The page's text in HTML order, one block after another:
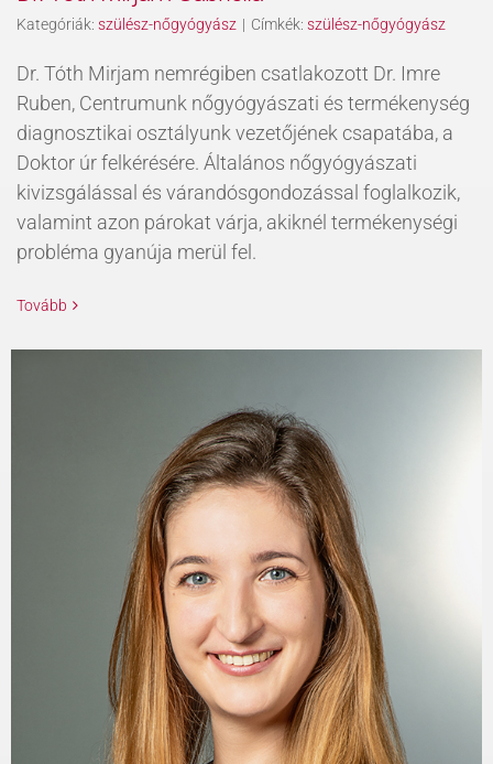
Kategóriák: szülész-nőgyógyász | Címkék: szülész-nőgyógyász
Dr. Tóth Mirjam nemrégiben csatlakozott Dr. Imre
Ruben, Centrumunk nőgyógyászati és termékenység
diagnosztikai osztályunk vezetőjének csapatába, a
Doktor úr felkérésére. Általános nőgyógyászati
kivizsgálással és várandósgondozással foglalkozik,
valamint azon párokat várja, akiknél termékenységi
probléma gyanúja merül fel.
Tovább